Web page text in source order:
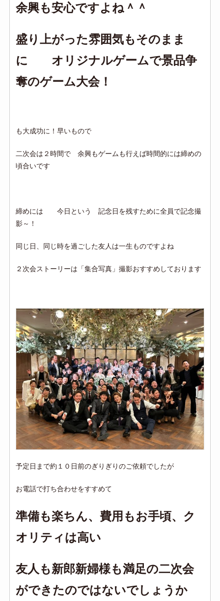
余興も安心ですよね＾＾
盛り上がった雰囲気もそのまま
に オリジナルゲームで景品争
奪のゲーム大会！
も大成功に！早いもので
二次会は２時間で 余興もゲームも行えば時間的には締めの
頃合いです
締めには 今日という 記念日を残すために全員で記念撮
影～！
同じ日、同じ時を過ごした友人は一生ものですよね
２次会ストーリーは「集合写真」撮影おすすめしております
予定日まで約１０日前のぎりぎりのご依頼でしたが
お電話で打ち合わせをすすめて
準備も楽ちん、費用もお手頃、ク
オリティは高い
友人も新郎新婦様も満足の二次会
ができたのではないでしょうか